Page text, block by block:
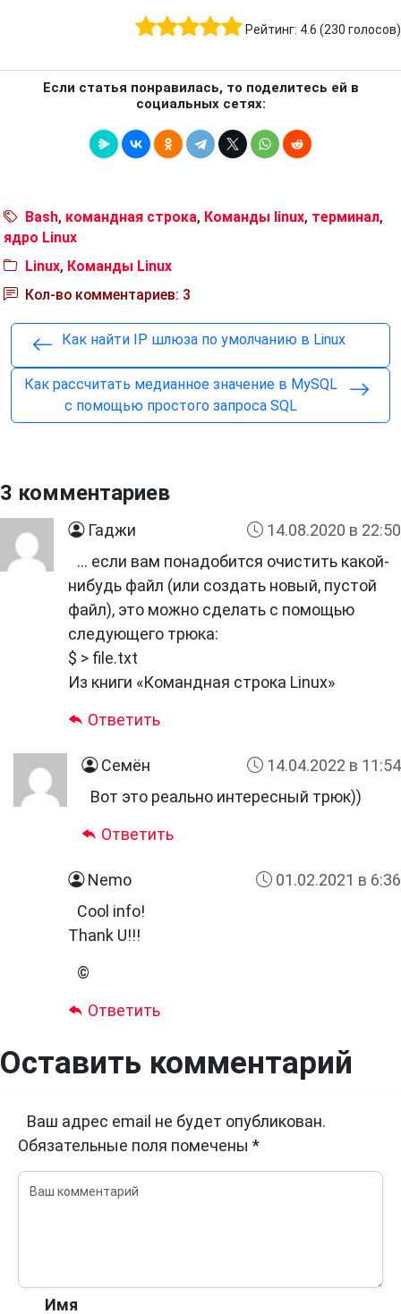
Рейтинг: 4.6 (230 голосов)
Если статья понравилась, то поделитесь ей в
социальных сетях:
Bash, командная строка, Команды linux, терминал,
ядро Linux
Linux, Команды Linux
Кол-во комментариев: 3
Как найти IP шлюза по умолчанию в Linux
Как рассчитать медианное значение в MySQL
с помощью простого запроса SQL
3 комментариев
Гаджи
14.08.2020 в 22:50
… если вам понадобится очистить какой-
нибудь файл (или создать новый, пустой
файл), это можно сделать с помощью
следующего трюка:
$ > file.txt
Из книги «Командная строка Linux»
Ответить
Семён
14.04.2022 в 11:54
Вот это реально интересный трюк))
Ответить
Nemo
01.02.2021 в 6:36
Cool info!
Thank U!!!
©
Ответить
Оставить комментарий
Ваш адрес email не будет опубликован.
Обязательные поля помечены *
Имя